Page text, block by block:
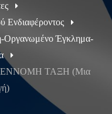
Ενδιαφέροντος
Οργανωμένο Έγκλημα-
ΤΑΞΗ (Μια